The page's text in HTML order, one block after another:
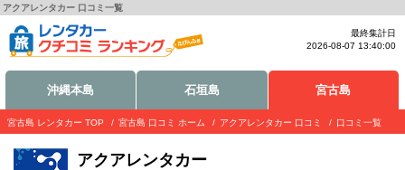
アクアレンタカー 口コミ一覧
最終集計日
2026-08-07 13:40:00
沖縄本島 石垣島 宮古島
宮古島 レンタカー TOP 宮古島 口コミ ホーム アクアレンタカー 口コミ 口コミ一覧
アクアレンタカー